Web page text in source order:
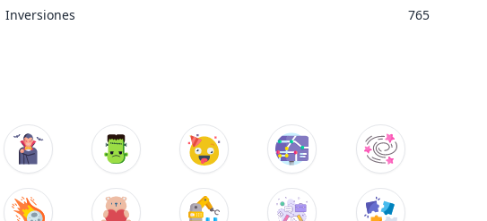
Inversiones 765